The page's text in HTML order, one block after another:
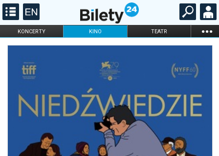
KONCERTY KINO TEATR ...
FILHARMONIA OPERA I BALET
DLA DZIECI
ONLINE